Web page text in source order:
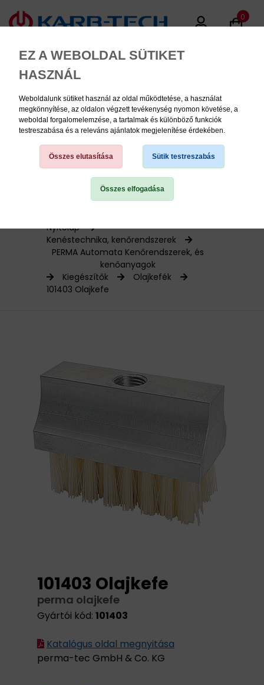
EZ A WEBOLDAL SÜTIKET
HASZNÁL
Weboldalunk sütiket használ az oldal működtetése, a használat
megkönnyítése, az oldalon végzett tevékenység nyomon követése, a
weboldal forgalomelemzése, a tartalmak és különböző funkciók
testreszabása és a releváns ajánlatok megjelenítése érdekében.
Összes elutasítása Sütik testreszabás
Összes elfogadása
0
MENU
KÉZISZERSZÁMOK
HAJTÁSTECHNIKA
BEMUTATKOZÁS
ÜZLETEINK
VÁSÁRLÁSI INFORMÁCIÓK
Termékinformációk
Nyitólap
Kenéstechnika, kenőrendszerek
PERMA Automata Kenőrendszerek, és
kenőanyagok
Kiegészítők
Olajkefék
101403 Olajkefe
101403 Olajkefe
perma olajkefe
Gyártói kód: 101403
Katalógus oldal megnyitása
perma-tec GmbH & Co. KG